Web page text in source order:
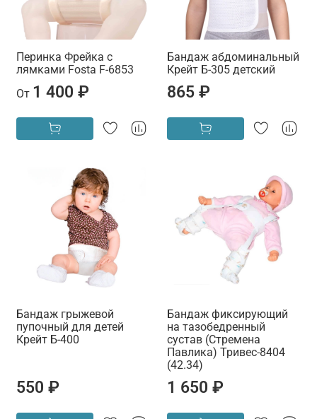
Перинка Фрейка с
лямками Fosta F-6853
От 1 400 ₽
Бандаж абдоминальный
Крейт Б-305 детский
865 ₽
Бандаж грыжевой
пупочный для детей
Крейт Б-400
550 ₽
Бандаж фиксирующий
на тазобедренный
сустав (Стремена
Павлика) Тривес-8404
(42.34)
1 650 ₽